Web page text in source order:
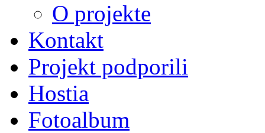
O projekte
Kontakt
Projekt podporili
Hostia
Fotoalbum